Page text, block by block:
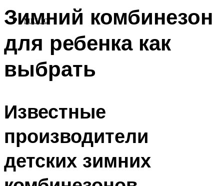
МЕНЮ
Зимний комбинезон
для ребенка как
выбрать
Известные
производители
детских зимних